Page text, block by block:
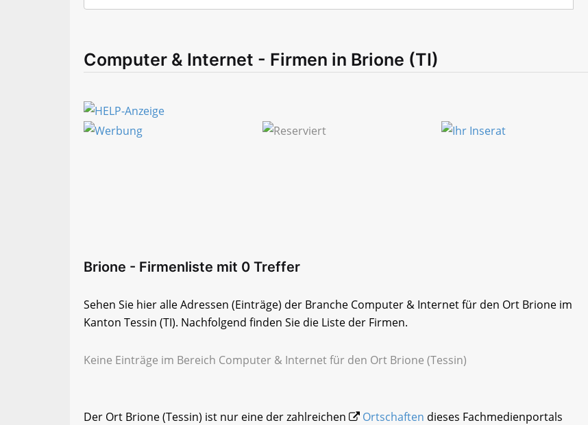
Computer & Internet - Firmen in Brione (TI)
Brione - Firmenliste mit 0 Treffer
Sehen Sie hier alle Adressen (Einträge) der Branche Computer & Internet für den Ort Brione im
Kanton Tessin (TI). Nachfolgend finden Sie die Liste der Firmen.
Keine Einträge im Bereich Computer & Internet für den Ort Brione (Tessin)
Der Ort Brione (Tessin) ist nur eine der zahlreichen Ortschaften dieses Fachmedienportals